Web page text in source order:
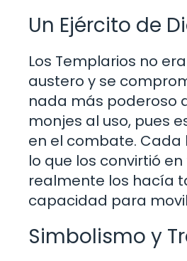
Un Ejército de
Los Templarios no
austero y se
nada más poderoso
monjes al uso, pues
en el combate.
lo que los convirtió
realmente los hacía
capacidad para
Simbolismo y